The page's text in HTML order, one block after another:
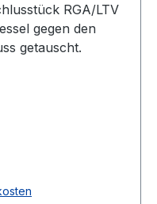
RGA/LTV
gegen den
getauscht.